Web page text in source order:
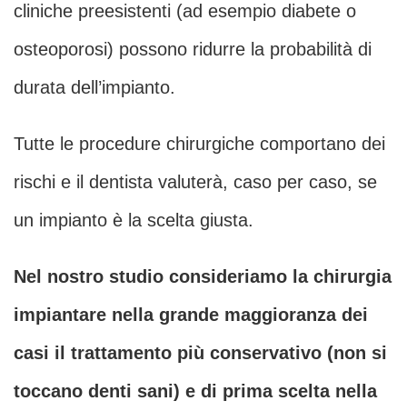
cliniche preesistenti (ad esempio diabete o
osteoporosi) possono ridurre la probabilità di
durata dell’impianto.
Tutte le procedure chirurgiche comportano dei
rischi e il dentista valuterà, caso per caso, se
un impianto è la scelta giusta.
Nel nostro studio consideriamo la chirurgia
impiantare nella grande maggioranza dei
casi il trattamento più conservativo (non si
toccano denti sani) e di prima scelta nella